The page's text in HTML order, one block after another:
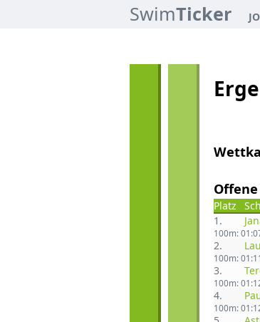
SwimTicker
Platz
1.
100m:
2.
100m:
3.
100m:
4.
100m: